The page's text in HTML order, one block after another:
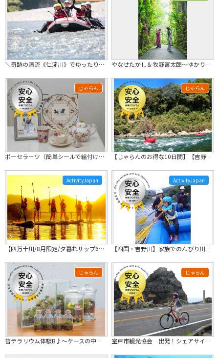
＼奇跡の清流《仁淀川》でゆったりラフティング体験／クラウドスパ入浴サービス付♪ やなせたかし＆牧野富太郎～ゆかりの地を巡る～ （こうち旅広場または高知市中心部宿泊施設発→高知龍馬空港着）★2027/3/31発まで★
ポーセラーツ（簡単シールで絵付け体験）大人気！！
じゃらん
【じゃらんのお得な10日間】【吉野川1日】SUP・パックラフト川下り｜初心者OK...
じゃらん
【四万十川/8月限定/夕暮れサップ60分】17:30スタート！
ActivityJapan
【四国・吉野川】家族でのんびり川くだり♪写真データ付き！ラフティングファミリーコース
ActivityJapan
苔テラリウム体験B♪～ケースの中に自分だけのオリジナル空間を作り上げよう！～
じゃらん
室戸市観光協会 出発！シェアサイクル
じゃらん